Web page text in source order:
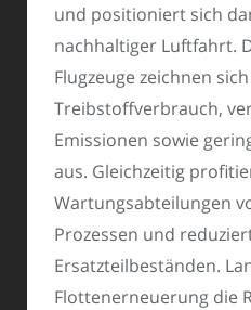
und positioniert sich
nachhaltiger Luftfahrt.
Flugzeuge zeichnen
Treibstoffverbrauch,
Emissionen sowie
aus. Gleichzeitig
Wartungsabteilungen
Prozessen und
Ersatzteilbeständen.
Flottenerneuerung die